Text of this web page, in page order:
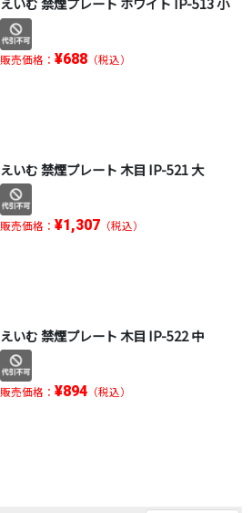
販売価格： ¥688（税込）
えいむ 禁煙プレート 木目 IP-521 大
販売価格： ¥1,307（税込）
えいむ 禁煙プレート 木目 IP-522 中
販売価格： ¥894（税込）